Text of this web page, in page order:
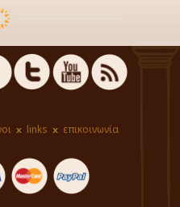
links επικοινωνία